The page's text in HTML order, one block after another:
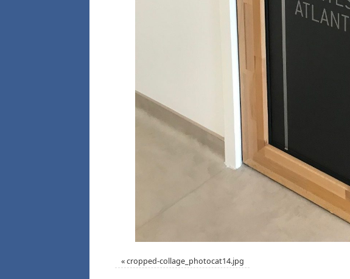
«cropped-collage_photocat14.jpg